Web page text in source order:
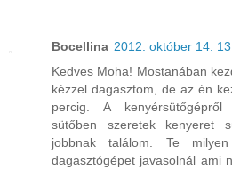
Bocellina 2012. október 14.
Kedves Moha! Mostanában
kézzel dagasztom, de az én
percig. A kenyérsütőgépről
sütőben szeretek kenyeret
jobbnak találom. Te
dagasztógépet javasolnál ami